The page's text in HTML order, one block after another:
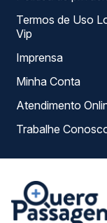
Termos de Uso Louge
Vip
Imprensa
Minha Conta
Atendimento
Trabalhe